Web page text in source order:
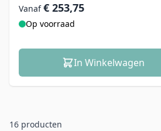
Vanaf € 253,75
Op voorraad
In Winkelwagen
16 producten